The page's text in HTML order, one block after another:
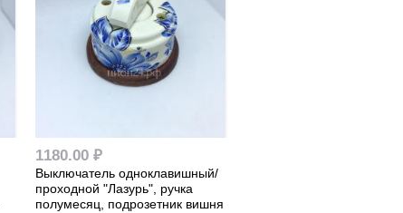
1180.00 ₽
Выключатель одноклавишный/
проходной "Лазурь", ручка
полумесяц, подрозетник вишня